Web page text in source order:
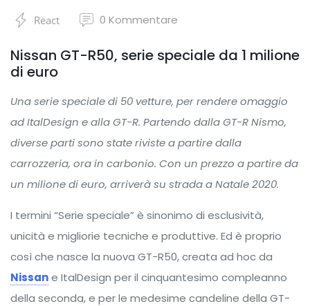
React 0 Kommentare
Nissan GT-R50, serie speciale da 1 milione
di euro
Una serie speciale di 50 vetture, per rendere omaggio
ad ItalDesign e alla GT-R. Partendo dalla GT-R Nismo,
diverse parti sono state riviste a partire dalla
carrozzeria, ora in carbonio. Con un prezzo a partire da
un milione di euro, arriverà su strada a Natale 2020.
I termini “Serie speciale” è sinonimo di esclusività,
unicità e migliorie tecniche e produttive. Ed è proprio
così che nasce la nuova GT-R50, creata ad hoc da
Nissane ItalDesign per il cinquantesimo compleanno
della seconda, e per le medesime candeline della GT-